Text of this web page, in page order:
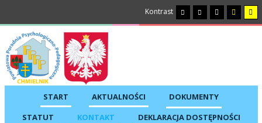
Kontrast
START AKTUALNOŚCI
DOKUMENTY
STATUT
KONTAKT
DEKLARACJA DOSTĘPNOŚCI